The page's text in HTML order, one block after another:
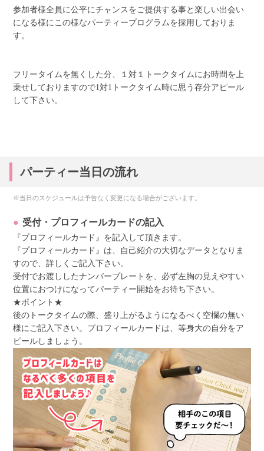
参加者様全員に公平にチャンスをご提供する事と楽しい出会い
になる様にこの様なパーティープログラムを採用しておりま
す。
フリータイムを無くした分、１対１トークタイムにお時間を上
乗せしておりますので1対1トークタイム時に思う存分アピール
して下さい。
パーティー当日の流れ
※当日のスケジュールは予告なく変更になる場合がございます。
受付・プロフィールカードの記入
『プロフィールカード』を記入して頂きます。
『プロフィールカード』は、自己紹介の大切なデータとなりま
すので、詳しくご記入下さい。
受付でお渡ししたナンバープレートを、必ず左胸の見えやすい
位置におつけになってパーティー開始をお待ち下さい。
★ポイント★
後のトークタイムの際、盛り上がるようになるべく空欄の無い
様にご記入下さい。プロフィールカードは、等身大の自分をア
ピールしましょう。